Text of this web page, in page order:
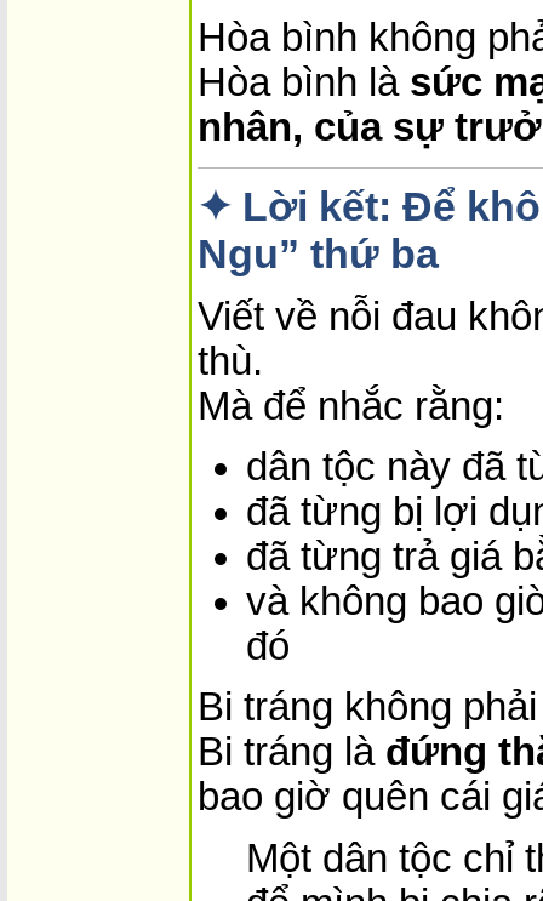
Hòa bình không
Hòa bình là sức
nhân, của sự
✦ Lời kết: Để
Ngu” thứ ba
Viết về nỗi đau
thù.
Mà để nhắc rằng:
dân tộc này đã
đã từng bị lợi
đã từng trả giá
và không bao
đó
Bi tráng không
Bi tráng là đứng
bao giờ quên cái
Một dân tộc chỉ